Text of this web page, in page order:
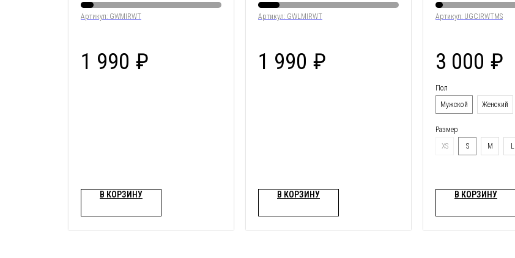
Артикул: GWMIRWT
1 990 ₽
В КОРЗИНУ
Артикул: GWLMIRWT
1 990 ₽
В КОРЗИНУ
Артикул: UGCIRWTMS
3 000 ₽
Пол
Мужской
Женский
Размер
XS
S M L
В КОРЗИНУ